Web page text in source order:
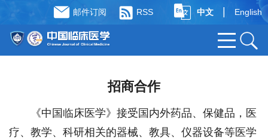
邮件订阅 RSS 中文 | English
招商合作
《中国临床医学》接受国内外药品、保健品，医
疗、教学、科研相关的器械、教具、仪器设备等医学